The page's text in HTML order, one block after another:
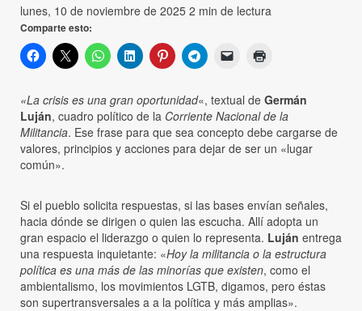
lunes, 10 de noviembre de 2025 2 min de lectura
Comparte esto:
«La crisis es una gran oportunidad«, textual de Germán
Luján, cuadro político de la Corriente Nacional de la
Militancia. Ese frase para que sea concepto debe cargarse de
valores, principios y acciones para dejar de ser un «lugar
común».
Si el pueblo solicita respuestas, si las bases envían señales,
hacia dónde se dirigen o quien las escucha. Allí adopta un
gran espacio el liderazgo o quien lo representa. Luján entrega
una respuesta inquietante: «Hoy la militancia o la estructura
política es una más de las minorías que existen, como el
ambientalismo, los movimientos LGTB, digamos, pero éstas
son supertransversales a a la política y más amplias».